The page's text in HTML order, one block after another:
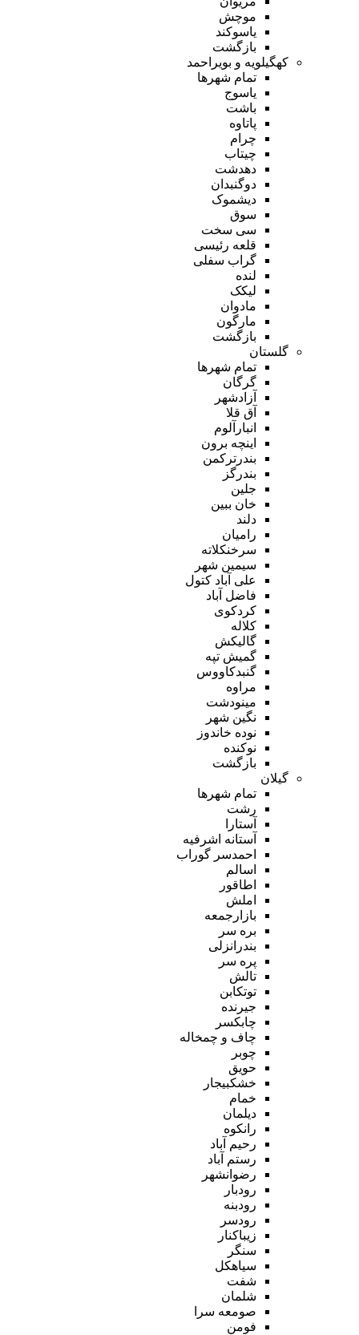
موچش
یاسوکند
بازگشت
کهگیلویه و بویراحمد
تمام شهر‌ها
یاسوج
باشت
پاتاوه
چرام
چیتاب
دهدشت
دوگنبدان
دیشموک
سوق
سی سخت
قلعه رئیسی
گراب سفلی
لنده
لیکک
مادوان
مارگون
بازگشت
گلستان
تمام شهر‌ها
گرگان
آزادشهر
آق قلا
انبارآلوم
اینچه برون
بندرترکمن
بندرگز
جلین
خان ببین
دلند
رامیان
سرخنکلاته
سیمین شهر
علی آباد کتول
فاضل آباد
کردکوی
کلاله
گالیکش
گمیش تپه
گنبدکاووس
مراوه
مینودشت
نگین شهر
نوده خاندوز
نوکنده
بازگشت
گیلان
تمام شهر‌ها
رشت
آستارا
آستانه اشرفیه
احمدسر گوراب
اسالم
اطاقور
املش
بازارجمعه
بره سر
بندرانزلی
پره سر
تالش
توتکابن
جیرنده
چابکسر
چاف و چمخاله
چوبر
حویق
خشکبیجار
خمام
دیلمان
رانکوه
رحیم آباد
رستم آباد
رضوانشهر
رودبار
رودبنه
رودسر
زیباکنار
سنگر
سیاهکل
شفت
شلمان
صومعه سرا
فومن